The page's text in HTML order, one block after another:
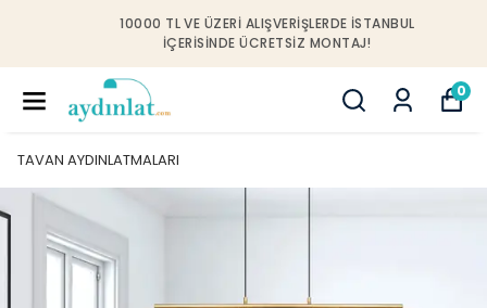
10000 TL VE ÜZERI ALIŞVERIŞLERDE İSTANBUL
IÇERISINDE ÜCRETSIZ MONTAJ!
0
TAVAN AYDINLATMALARI